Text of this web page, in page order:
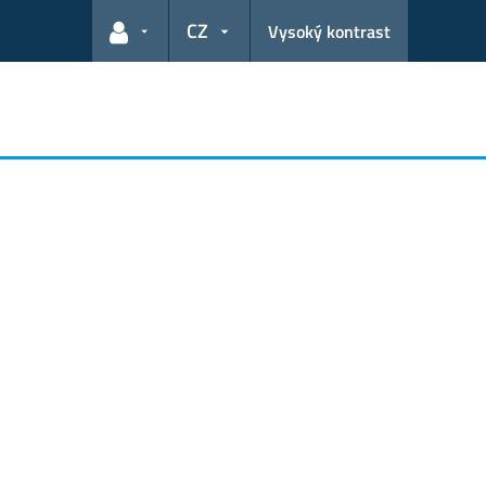
Odkazy pro uživatele
CZ Vysoký kontrast